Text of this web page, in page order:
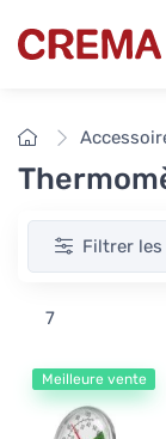
Crema
Accueil
Filtrer
7
Meilleure vente